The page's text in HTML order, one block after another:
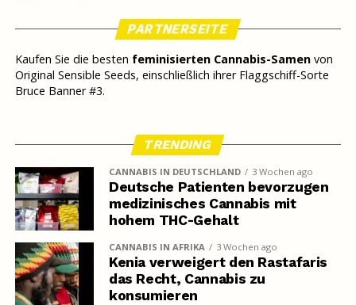
PARTNERSEITE
Kaufen Sie die besten feminisierten Cannabis-Samenvon
Original Sensible Seeds, einschließlich ihrer Flaggschiff-Sorte
Bruce Banner #3.
TRENDING
CANNABIS IN DEUTSCHLAND 3 Wochen ago
Deutsche Patienten bevorzugen
medizinisches Cannabis mit
hohem THC-Gehalt
CANNABIS IN AFRIKA 3 Wochen ago
Kenia verweigert den Rastafaris
das Recht, Cannabis zu
konsumieren